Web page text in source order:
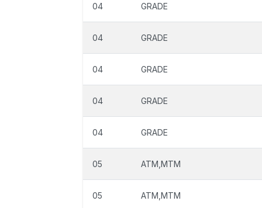
04 GRADE
04 GRADE
04 GRADE
04 GRADE
04 GRADE
05 ATM,MTM
05 ATM,MTM